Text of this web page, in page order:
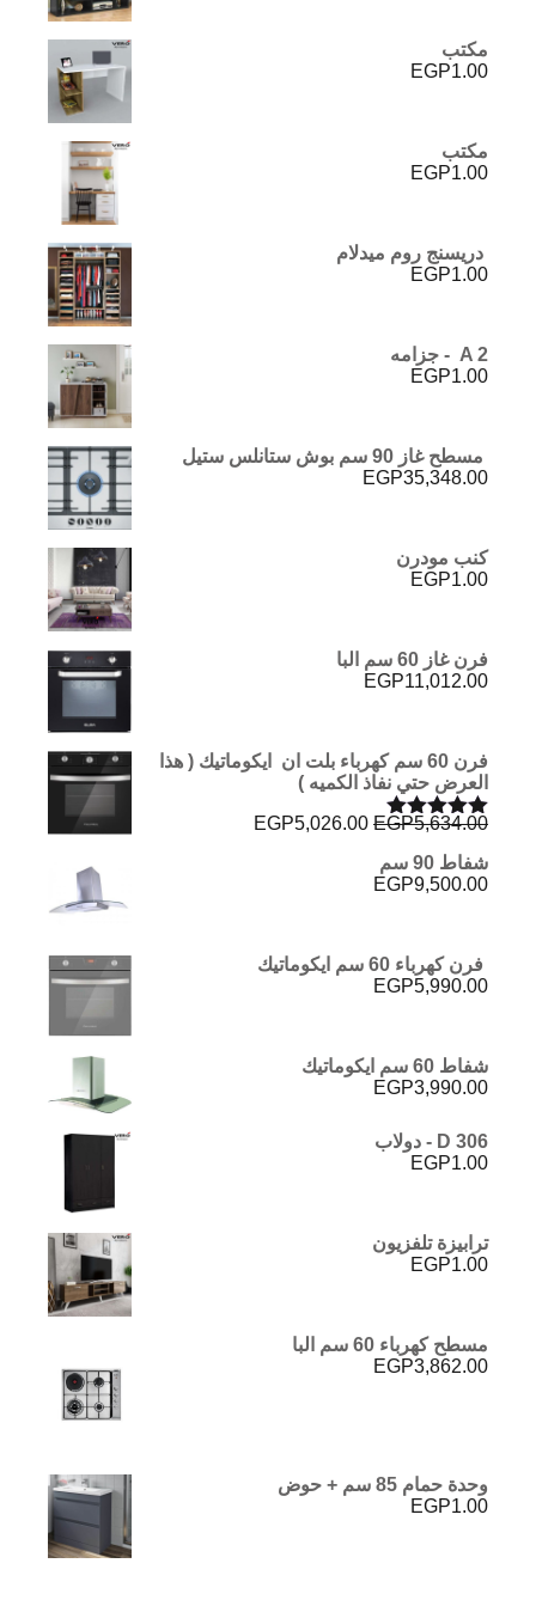
مكتب
EGP1.00
مكتب
EGP1.00
دريسنج روم ميدلام
EGP1.00
A 2 - جزامه
EGP1.00
مسطح غاز 90 سم بوش ستانلس ستيل
EGP35,348.00
كنب مودرن
EGP1.00
فرن غاز 60 سم البا
EGP11,012.00
فرن 60 سم كهرباء بلت ان ايكوماتيك ( هذا
العرض حتي نفاذ الكميه )
تم التقييم
5.00
من 5
EGP5,634.00
السعر
EGP5,026.00
شفاط 90 سم
EGP9,500.00
فرن كهرباء 60 سم ايكوماتيك
EGP5,990.00
شفاط 60 سم ايكوماتيك
EGP3,990.00
D 306 - دولاب
EGP1.00
ترابيزة تلفزيون
EGP1.00
مسطح كهرباء 60 سم البا
EGP3,862.00
وحدة حمام 85 سم + حوض
EGP1.00